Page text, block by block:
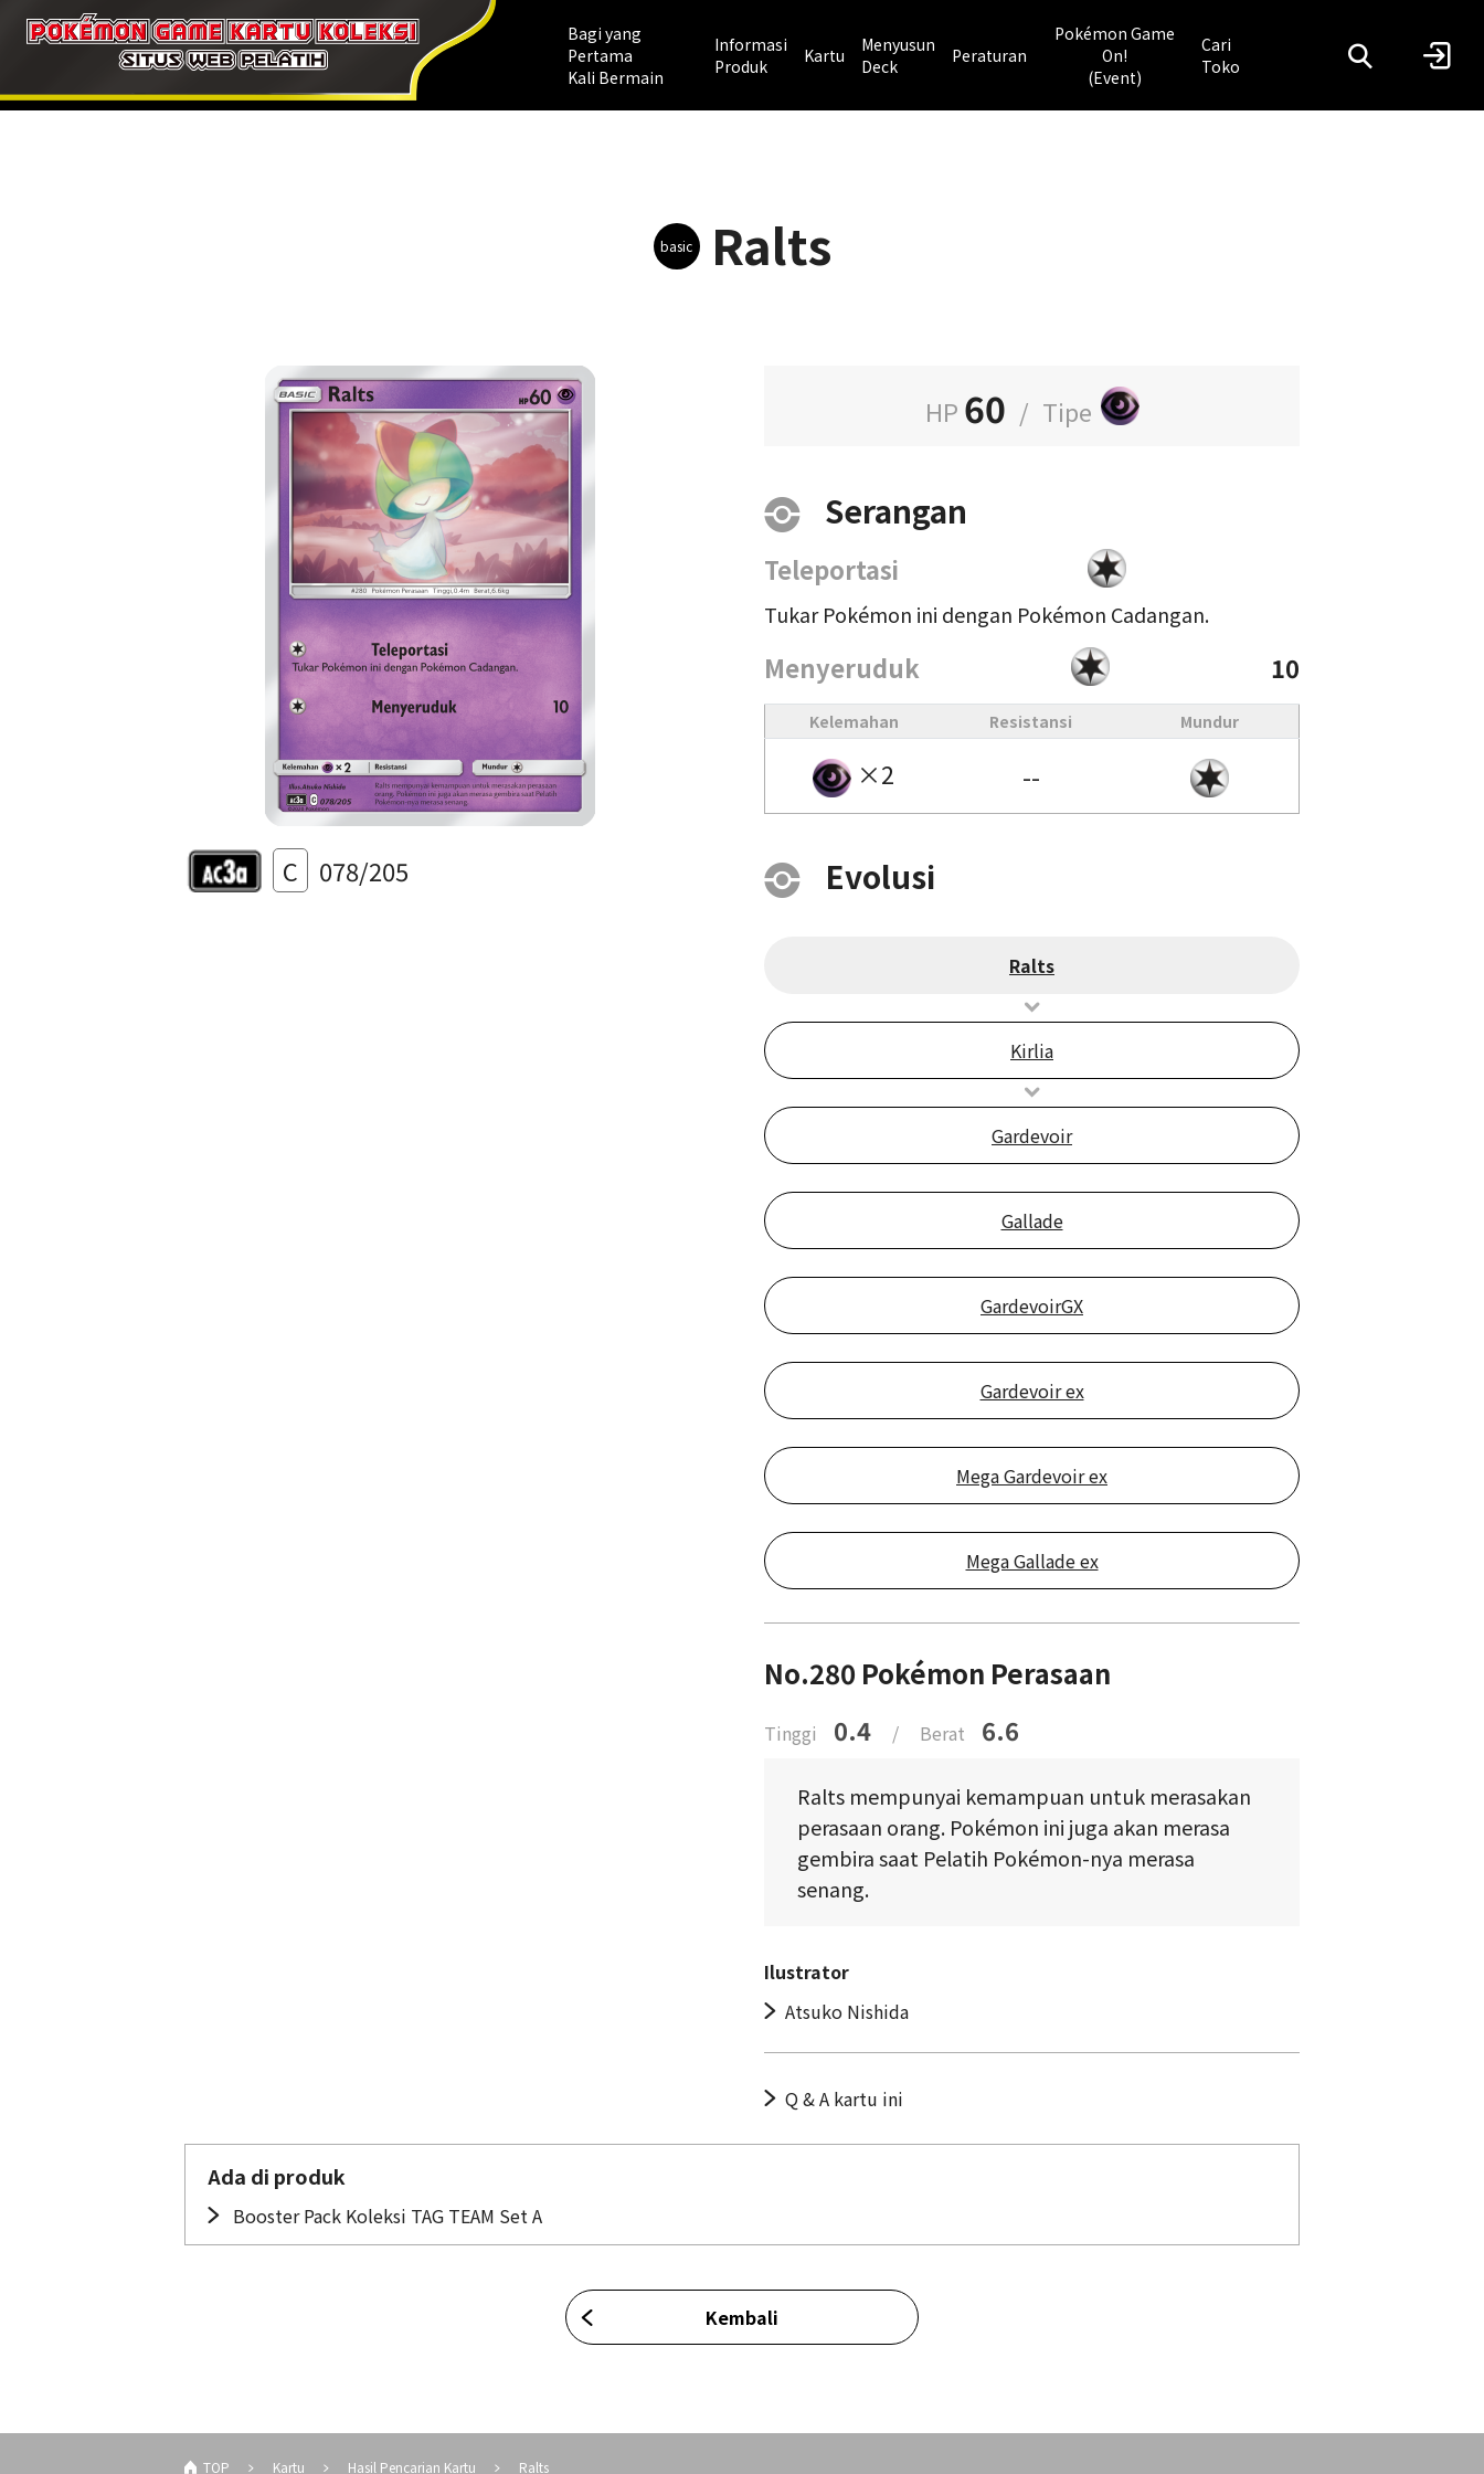
Bagi yang
Pertama
Kali Bermain
Informasi
Produk
Kartu
Menyusun
Deck
Peraturan
Pokémon Game
On!
(Event)
Cari
Toko
basic Ralts
HP 60 / Tipe
Serangan
Teleportasi
Tukar Pokémon ini dengan Pokémon Cadangan.
Menyeruduk 10
Kelemahan Resistansi Mundur
×2 --
C 078/205 Evolusi
Ralts
Kirlia
Gardevoir
Gallade
GardevoirGX
Gardevoir ex
Mega Gardevoir ex
Mega Gallade ex
No.280 Pokémon Perasaan
Tinggi 0.4 / Berat 6.6
Ralts mempunyai kemampuan untuk merasakan
perasaan orang. Pokémon ini juga akan merasa
gembira saat Pelatih Pokémon-nya merasa
senang.
Ilustrator
Atsuko Nishida
Q & A kartu ini
Ada di produk
Booster Pack Koleksi TAG TEAM Set A
Kembali
TOP Kartu Hasil Pencarian Kartu Ralts